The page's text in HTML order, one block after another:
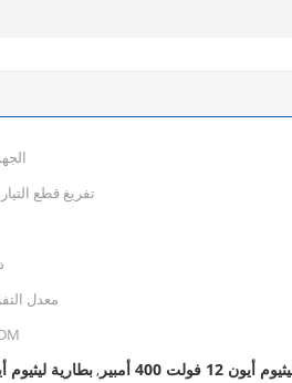
تفريغ قطع
معدل
12 فولت 400 أمبير ,بطارية ليثيوم أيون 48 فولت